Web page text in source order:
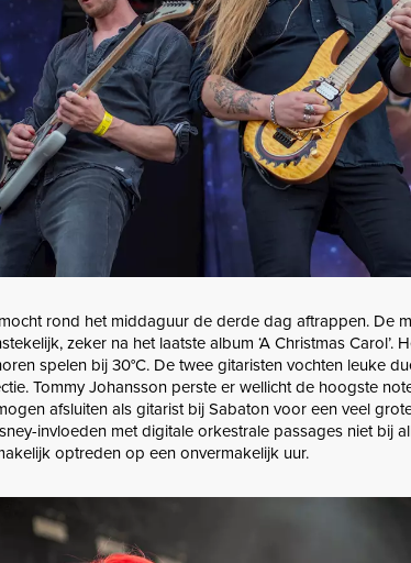
mocht rond het middaguur de derde dag aftrappen. De
zeker na het laatste album ‘A Christmas Carol’.
spelen bij 30°C. De twee gitaristen vochten leuke
Tommy Johansson perste er wellicht de hoogste
afsluiten als gitarist bij Sabaton voor een veel
invloeden met digitale orkestrale passages niet bij
optreden op een onvermakelijk uur.